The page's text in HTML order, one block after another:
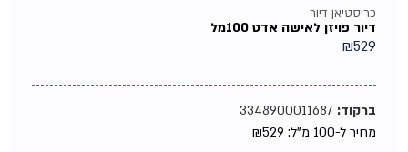
כריסטיאן דיור
דיור פויזן לאישה אדט 100מל
₪529
ברקוד:3348900011687
מחיר ל-100 מ"ל:
₪529